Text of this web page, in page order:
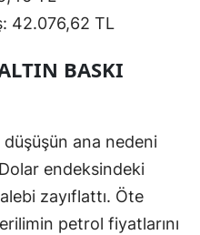
42.076,62 TL
BASKI
ana nedeni
endeksindeki
zayıflattı. Öte
petrol fiyatlarını